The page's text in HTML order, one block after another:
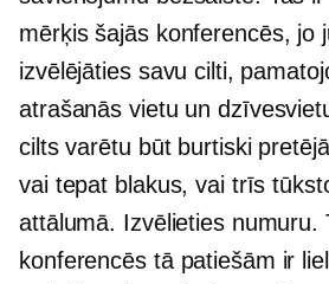
mērķis šajās konferencēs, jo
izvēlējāties savu cilti,
atrašanās vietu un
cilts varētu būt burtiski
vai tepat blakus, vai trīs
attālumā. Izvēlieties numuru.
konferencēs tā patiešām ir